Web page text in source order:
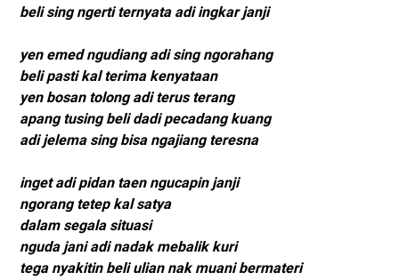
beli sing ngerti ternyata adi ingkar janji
yen emed ngudiang adi sing ngorahang
beli pasti kal terima kenyataan
yen bosan tolong adi terus terang
apang tusing beli dadi pecadang kuang
adi jelema sing bisa ngajiang teresna
inget adi pidan taen ngucapin janji
ngorang tetep kal satya
dalam segala situasi
nguda jani adi nadak mebalik kuri
tega nyakitin beli ulian nak muani bermateri